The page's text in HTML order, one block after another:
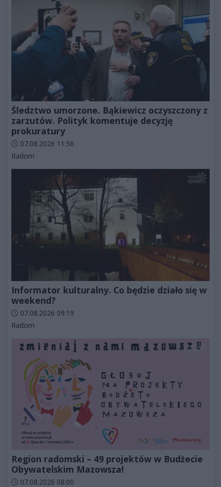
Śledztwo umorzone. Bąkiewicz oczyszczony z
zarzutów. Polityk komentuje decyzję
prokuratury
Data dodania artykułu:
07.08.2026 11:56
Kategorie artykułu:
Radom
Informator kulturalny. Co będzie działo się w
weekend?
Data dodania artykułu:
07.08.2026 09:19
Kategorie artykułu:
Radom
Region radomski – 49 projektów w Budżecie
Obywatelskim Mazowsza!
Data dodania artykułu:
07.08.2026 08:00